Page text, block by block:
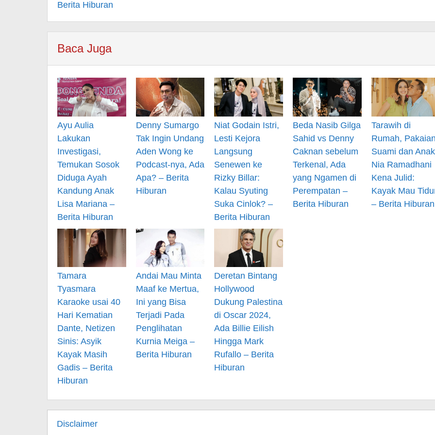
Berita Hiburan
Baca Juga
Ayu Aulia
Lakukan
Investigasi,
Temukan Sosok
Diduga Ayah
Kandung Anak
Lisa Mariana –
Berita Hiburan
Denny Sumargo
Tak Ingin Undang
Aden Wong ke
Podcast-nya, Ada
Apa? – Berita
Hiburan
Niat Godain Istri,
Lesti Kejora
Langsung
Senewen ke
Rizky Billar:
Kalau Syuting
Suka Cinlok? –
Berita Hiburan
Beda Nasib Gilga
Sahid vs Denny
Caknan sebelum
Terkenal, Ada
yang Ngamen di
Perempatan –
Berita Hiburan
Tarawih di
Rumah,
Suami dan Anak
Nia Ramadhani
Kena Julid:
Kayak Mau
– Berita Hiburan
Tamara
Tyasmara
Karaoke usai 40
Hari Kematian
Dante, Netizen
Sinis: Asyik
Kayak Masih
Gadis – Berita
Hiburan
Andai Mau Minta
Maaf ke Mertua,
Ini yang Bisa
Terjadi Pada
Penglihatan
Kurnia Meiga –
Berita Hiburan
Deretan Bintang
Hollywood
Dukung Palestina
di Oscar 2024,
Ada Billie Eilish
Hingga Mark
Rufallo – Berita
Hiburan
Disclaimer